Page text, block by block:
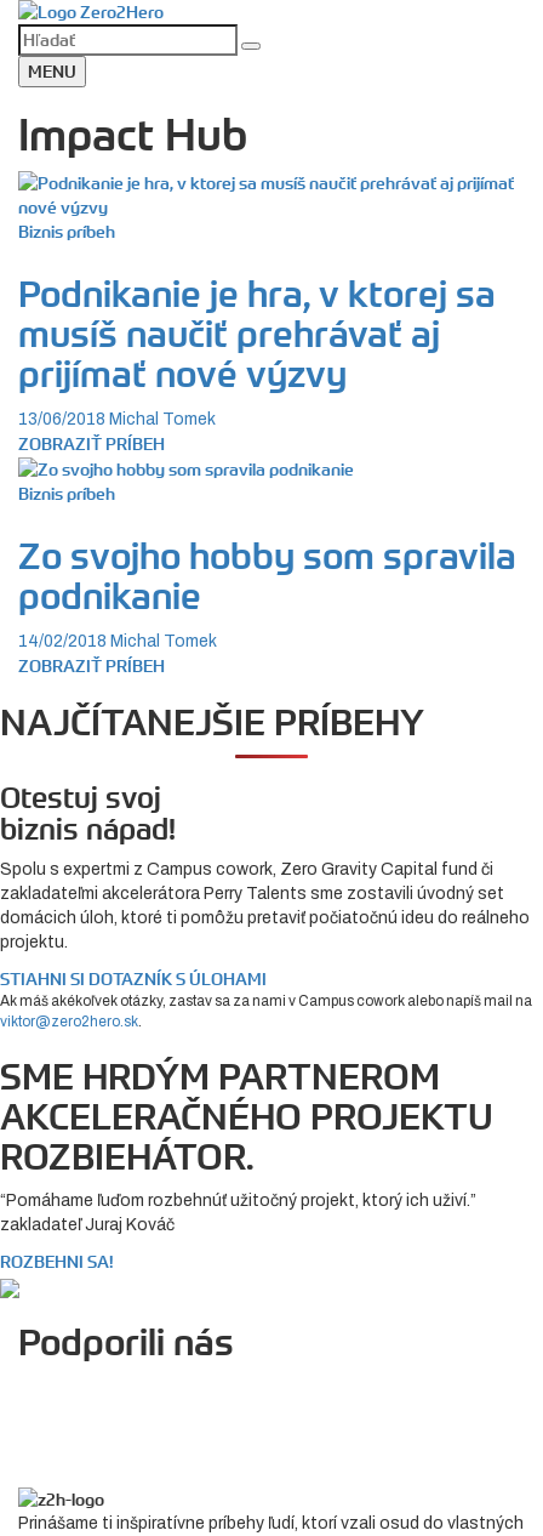
MENU
Impact Hub
Biznis príbeh
Podnikanie je hra, v ktorej sa
musíš naučiť prehrávať aj
prijímať nové výzvy
13/06/2018 Michal Tomek
ZOBRAZIŤ PRÍBEH
Biznis príbeh
Zo svojho hobby som spravila
podnikanie
14/02/2018 Michal Tomek
ZOBRAZIŤ PRÍBEH
NAJČÍTANEJŠIE PRÍBEHY
Otestuj svoj
biznis nápad!
Spolu s expertmi z Campus cowork, Zero Gravity Capital fund či
zakladateľmi akcelerátora Perry Talents sme zostavili úvodný set
domácich úloh, ktoré ti pomôžu pretaviť počiatočnú ideu do reálneho
projektu.
STIAHNI SI DOTAZNÍK S ÚLOHAMI
Ak máš akékoľvek otázky, zastav sa za nami v Campus cowork alebo napíš mail na
viktor@zero2hero.sk
SME HRDÝM PARTNEROM
AKCELERAČNÉHO PROJEKTU
ROZBIEHÁTOR.
“Pomáhame ľuďom rozbehnúť užitočný projekt, ktorý ich uživí.”
zakladateľ Juraj Kováč
ROZBEHNI SA!
Podporili nás
Prinášame ti inšpiratívne príbehy ľudí, ktorí vzali osud do vlastných